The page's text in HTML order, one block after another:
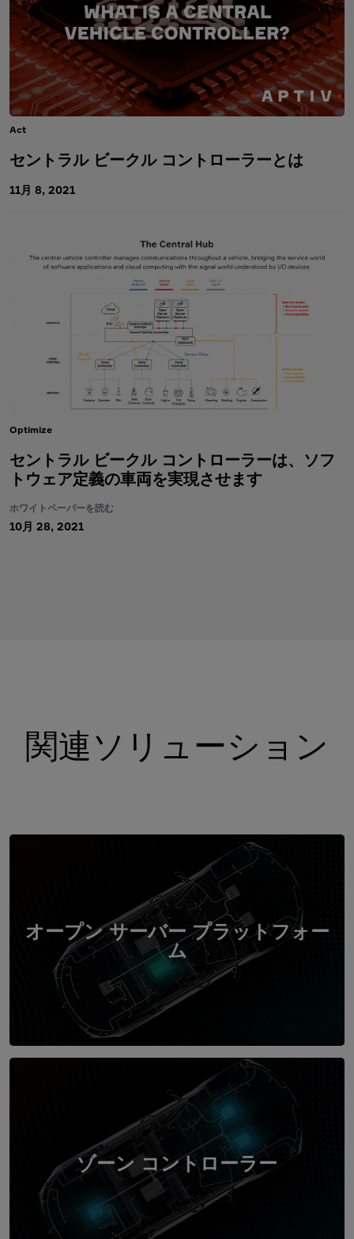
Act
セントラル ビークル コントローラーとは
11月 8, 2021
Optimize
セントラル ビークル コントローラーは、ソフ
トウェア定義の車両を実現させます
ホワイトペーパーを読む
10月 28, 2021
関連ソリューション
オープン サーバー プラットフォー
ム
ゾーン コントローラー